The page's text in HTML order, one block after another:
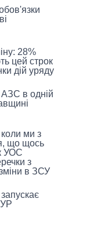
28%
цей строк
дій уряду
АЗС в одній
ми з
що щось
УОС
з
в ЗСУ